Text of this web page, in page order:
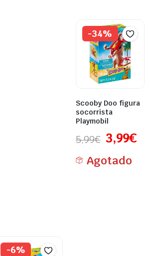
-34%
Scooby Doo figura
socorrista
Playmobil
5,99€ 3,99€
Agotado
-6%